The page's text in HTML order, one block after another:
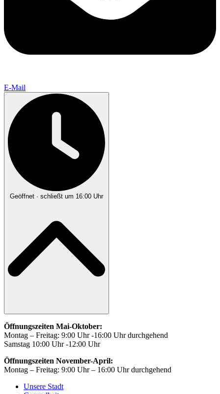
E-Mail
Geöffnet · schließt um 16:00 Uhr
Öffnungszeiten Mai-Oktober:
Montag – Freitag: 9:00 Uhr -16:00 Uhr durchgehend
Samstag 10:00 Uhr -12:00 Uhr
Öffnungszeiten November-April:
Montag – Freitag: 9:00 Uhr – 16:00 Uhr durchgehend
Unsere Stadt